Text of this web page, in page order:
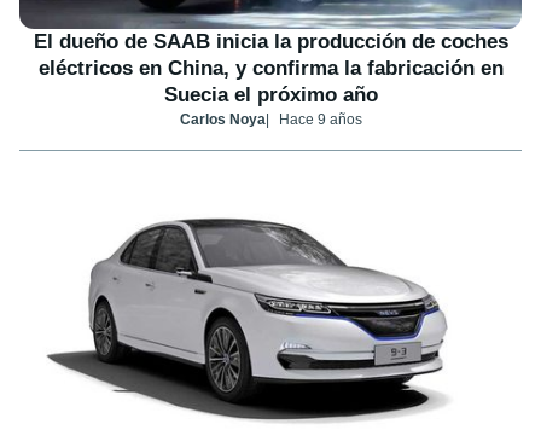
El dueño de SAAB inicia la producción de coches
eléctricos en China, y confirma la fabricación en
Suecia el próximo año
Carlos Noya Hace 9 años